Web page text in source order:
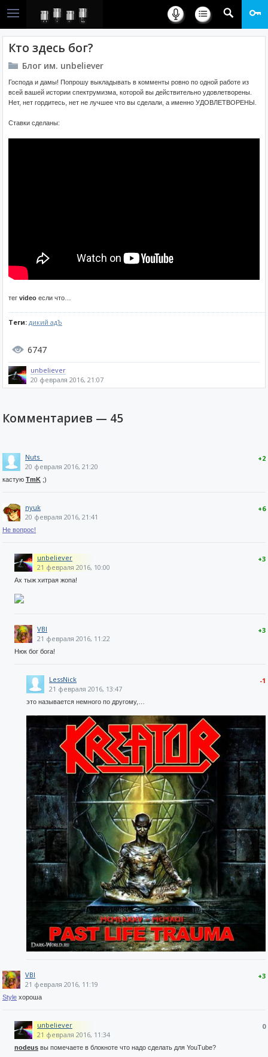
Кто здесь бог?
Блог им. unbeliever
Господа и дамы! Попрошу выкладывать в комменты ровно по одной работе из
всей вашей истории спектрумизма, которой вы действительно удовлетворены.
Нет, нет гордитесь, нет не лучшее что вы сделали, а именно УДОВЛЕТВОРЕНЫ.
Ставки сделаны:
тег video если что…
Теги: дикий адЪ
6747
unbeliever
20 февраля 2016, 21:07
Комментариев — 45
+2
Nuts_
20 февраля 2016, 21:20
кастую TmK ;)
+6
nyuk
20 февраля 2016, 21:41
Не вопрос!
+3
unbeliever
21 февраля 2016, 10:00
Ах тыж хитрая жопа!
+3
VBI
21 февраля 2016, 11:22
Нюк бог бога!
-1
LessNick
21 февраля 2016, 13:47
это называется немного по другому,…
+3
VBI
21 февраля 2016, 11:19
Style хороша
0
unbeliever
21 февраля 2016, 11:34
nodeus вы помечаете в блокноте что надо сделать для YouTube?